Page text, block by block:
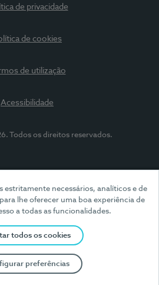
estritamente necessários, analíticos e de
lhe oferecer uma boa experiência de
a todas as funcionalidades.
todos os cookies
preferências
de privacidade
de cookies
de utilização
Acessibilidade
Todos os direitos reservados.